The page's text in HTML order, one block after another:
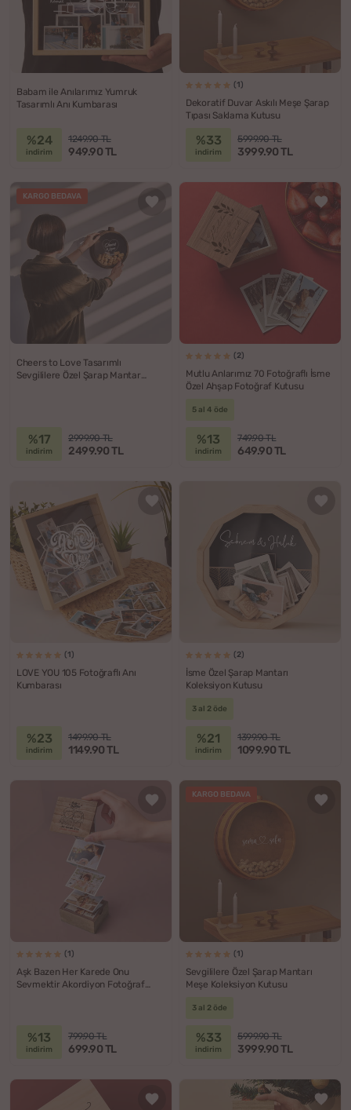
Babam ile Anılarımız Yumruk
Tasarımlı Anı Kumbarası
%24
indirim
1249.90 TL
949.90 TL
(1)
Dekoratif Duvar Askılı Meşe Şarap
Tıpası Saklama Kutusu
%33
indirim
5999.90 TL
3999.90 TL
KARGO BEDAVA
Cheers to Love Tasarımlı
Sevgililere Özel Şarap Mantar
%17
indirim
2999.90 TL
2499.90 TL
(2)
Mutlu Anlarımız 70 Fotoğraflı İsme
Özel Ahşap Fotoğraf Kutusu
5 al 4 öde
%13
indirim
749.90 TL
649.90 TL
(1)
LOVE YOU 105 Fotoğraflı Anı
Kumbarası
%23
indirim
1499.90 TL
1149.90 TL
(2)
İsme Özel Şarap Mantarı
Koleksiyon Kutusu
3 al 2 öde
%21
indirim
1399.90 TL
1099.90 TL
(1)
Aşk Bazen Her Karede Onu
Sevmektir Akordiyon Fotoğraf
%13
indirim
799.90 TL
699.90 TL
KARGO BEDAVA
(1)
Sevgililere Özel Şarap Mantarı
Meşe Koleksiyon Kutusu
3 al 2 öde
%33
indirim
5999.90 TL
3999.90 TL